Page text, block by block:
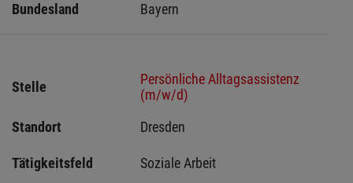
Bundesland Bayern
Stelle
Persönliche Alltagsassistenz
(m/w/d)
Standort
Dresden
Tätigkeitsfeld Soziale Arbeit